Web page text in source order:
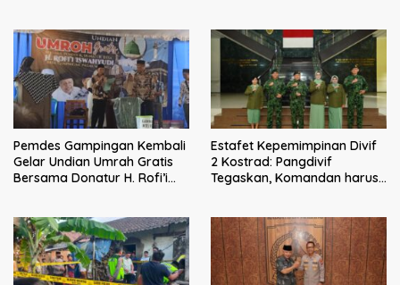
Pemdes Gampingan Kembali
Gelar Undian Umrah Gratis
Bersama Donatur H. Rofi’i
Estafet Kepemimpinan Divif
2 Kostrad: Pangdivif
Tegaskan, Komandan harus